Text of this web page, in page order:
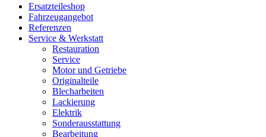
Ersatzteileshop
Fahrzeugangebot
Referenzen
Service & Werkstatt
Restauration
Service
Motor und Getriebe
Originalteile
Blecharbeiten
Lackierung
Elektrik
Sonderausstattung
Bearbeitung